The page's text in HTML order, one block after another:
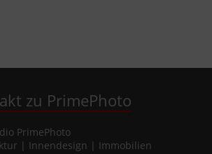
zu PrimePhoto
PrimePhoto
| Innendesign | Immobilien